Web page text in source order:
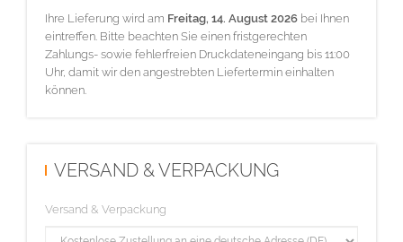
Ihre Lieferung wird am Freitag, 14. August 2026 bei Ihnen
eintreffen. Bitte beachten Sie einen fristgerechten
Zahlungs- sowie fehlerfreien Druckdateneingang bis 11:00
Uhr, damit wir den angestrebten Liefertermin einhalten
können.
VERSAND & VERPACKUNG
Versand & Verpackung